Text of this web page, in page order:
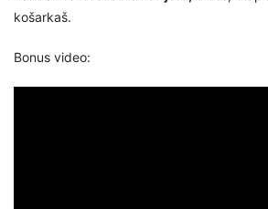
košarkaš.
Bonus video: